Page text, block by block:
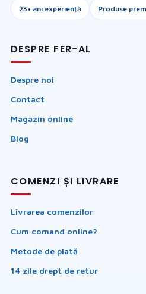
23+ ani experiență Produse
DESPRE FER-AL
Despre noi
Contact
Magazin online
Blog
COMENZI ȘI LIVRARE
Livrarea comenzilor
Cum comand online?
Metode de plată
14 zile drept de retur